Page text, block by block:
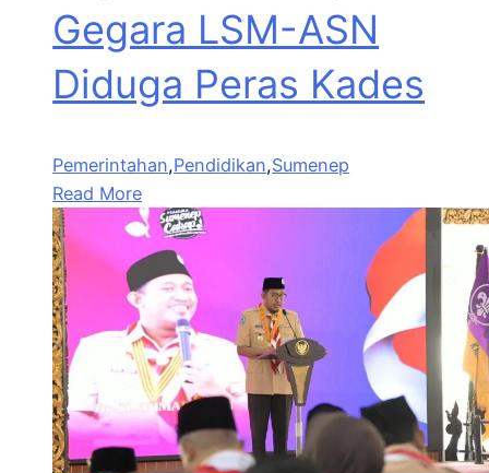
Gegara LSM-ASN
Diduga Peras Kades
Pemerintahan,Pendidikan,Sumenep
Read More